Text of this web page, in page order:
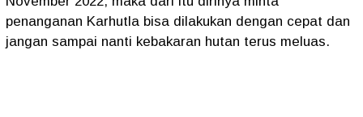
penanganan Karhutla bisa dilakukan dengan cepat dan
jangan sampai nanti kebakaran hutan terus meluas.